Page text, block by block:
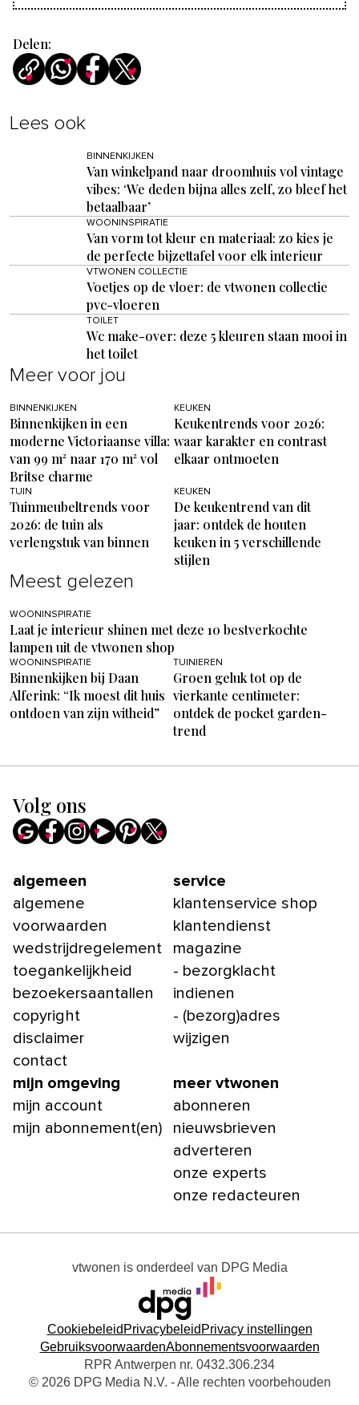
Delen:
Lees ook
BINNENKIJKEN
Van winkelpand naar droomhuis vol vintage
vibes: ‘We deden bijna alles zelf, zo bleef het
betaalbaar’
WOONINSPIRATIE
Van vorm tot kleur en materiaal: zo kies je
de perfecte bijzettafel voor elk interieur
VTWONEN COLLECTIE
Voetjes op de vloer: de vtwonen collectie
pvc-vloeren
TOILET
Wc make-over: deze 5 kleuren staan mooi in
het toilet
Meer voor jou
BINNENKIJKEN
Binnenkijken in een
moderne Victoriaanse villa:
van 99 m² naar 170 m² vol
Britse charme
KEUKEN
Keukentrends voor 2026:
waar karakter en contrast
elkaar ontmoeten
TUIN
Tuinmeubeltrends voor
2026: de tuin als
verlengstuk van binnen
KEUKEN
De keukentrend van dit
jaar: ontdek de houten
keuken in 5 verschillende
stijlen
Meest gelezen
WOONINSPIRATIE
Laat je interieur shinen met deze 10 bestverkochte
lampen uit de vtwonen shop
WOONINSPIRATIE
Binnenkijken bij Daan
Alferink: “Ik moest dit huis
ontdoen van zijn witheid”
TUINIEREN
Groen geluk tot op de
vierkante centimeter:
ontdek de pocket garden-
trend
Volg ons
algemeen
algemene
voorwaarden
wedstrijdregelement
toegankelijkheid
bezoekersaantallen
copyright
disclaimer
contact
service
klantenservice shop
klantendienst
magazine
- bezorgklacht
indienen
- (bezorg)adres
wijzigen
mijn omgeving
mijn account
mijn abonnement(en)
meer vtwonen
abonneren
nieuwsbrieven
adverteren
onze experts
onze redacteuren
vtwonen is onderdeel van DPG Media
Cookiebeleid Privacybeleid Privacy instellingen
GebruiksvoorwaardenAbonnementsvoorwaarden
RPR Antwerpen nr. 0432.306.234
© 2026 DPG Media N.V. - Alle rechten voorbehouden